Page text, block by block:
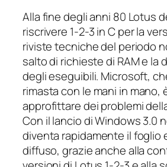
Alla fine degli anni 80 Lotus
riscrivere 1-2-3 in C per la
riviste tecniche del periodo
salto di richieste di RAM e la
degli eseguibili. Microsoft,
rimasta con le mani in mano,
approfittare dei problemi
Con il lancio di Windows 3.0
diventa rapidamente il foglio
diffuso, grazie anche alla